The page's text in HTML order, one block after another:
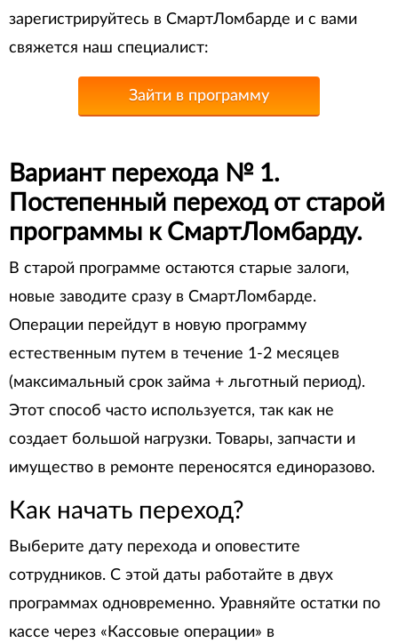
зарегистрируйтесь в СмартЛомбарде и с вами
свяжется наш специалист:
Зайти в программу
Вариант перехода № 1.
Постепенный переход от старой
программы к СмартЛомбарду.
В старой программе остаются старые залоги,
новые заводите сразу в СмартЛомбарде.
Операции перейдут в новую программу
естественным путем в течение 1-2 месяцев
(максимальный срок займа + льготный период).
Этот способ часто используется, так как не
создает большой нагрузки. Товары, запчасти и
имущество в ремонте переносятся единоразово.
Как начать переход?
Выберите дату перехода и оповестите
сотрудников. С этой даты работайте в двух
программах одновременно. Уравняйте остатки по
кассе через «Кассовые операции» в